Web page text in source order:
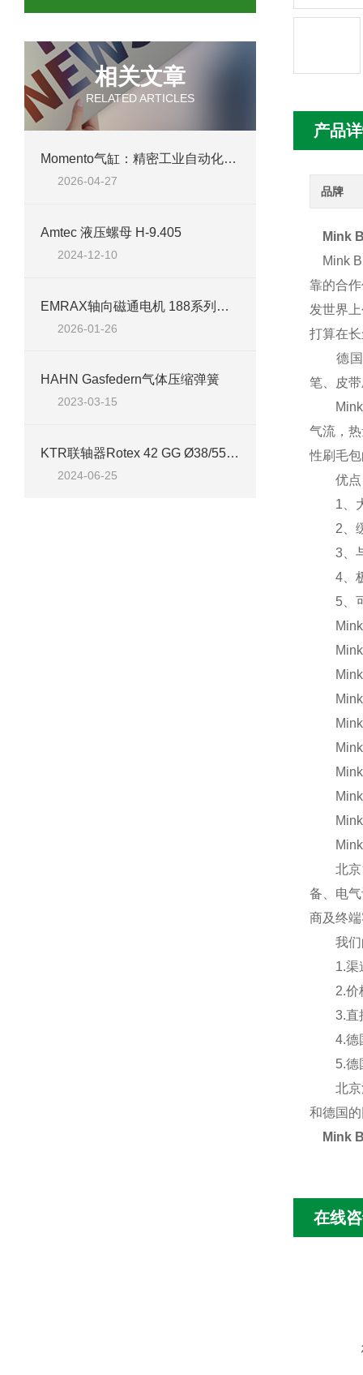
AC-motoren交流电机FCA 132S-4/
AC-motoren交流电机ACM 160M-4参
AC-MOTOREN电机FCPA 71B-2参数
相关文章
RELATED ARTICLES
Momento气缸：精密工业自动化的可靠动力源
2026-04-27
Amtec 液压螺母 H-9.405
2024-12-10
EMRAX轴向磁通电机 188系列技术应用及产品参数
2026-01-26
HAHN Gasfedern气体压缩弹簧
2023-03-15
KTR联轴器Rotex 42 GG Ø38/55, 98 Shore 技术介绍
2024-06-25
产品
品牌
Mink
Mink
靠的合
发世界
打算在
德国
笔、皮
Mink
气流，
性刷毛
优点
1、大
2、缓
3、与
4、极
5、可
Mink
Mink
Mink
Mink
Mink
Mink
Mink
Mink
Mink
Mink
北京汉
备、电
商及终
我们
1.渠道
2.价格
3.直接
4.德国
5.德国
北京汉
和德国
Mink
在线